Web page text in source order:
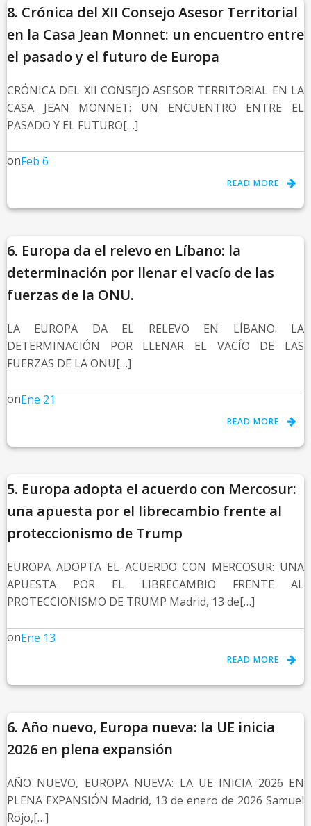
8. Crónica del XII Consejo Asesor Territorial
en la Casa Jean Monnet: un encuentro entre
el pasado y el futuro de Europa
CRÓNICA DEL XII CONSEJO ASESOR TERRITORIAL EN LA
CASA JEAN MONNET: UN ENCUENTRO ENTRE EL
PASADO Y EL FUTURO[…]
onFeb 6
READ MORE
6. Europa da el relevo en Líbano: la
determinación por llenar el vacío de las
fuerzas de la ONU.
LA EUROPA DA EL RELEVO EN LÍBANO: LA
DETERMINACIÓN POR LLENAR EL VACÍO DE LAS
FUERZAS DE LA ONU[…]
onEne 21
READ MORE
5. Europa adopta el acuerdo con Mercosur:
una apuesta por el librecambio frente al
proteccionismo de Trump
EUROPA ADOPTA EL ACUERDO CON MERCOSUR: UNA
APUESTA POR EL LIBRECAMBIO FRENTE AL
PROTECCIONISMO DE TRUMP Madrid, 13 de[…]
onEne 13
READ MORE
6. Año nuevo, Europa nueva: la UE inicia
2026 en plena expansión
AÑO NUEVO, EUROPA NUEVA: LA UE INICIA 2026 EN
PLENA EXPANSIÓN Madrid, 13 de enero de 2026 Samuel
Rojo,[…]